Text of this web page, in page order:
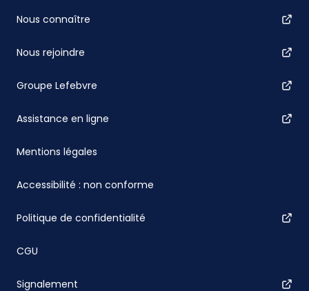
Nous connaître
Nous rejoindre
Groupe Lefebvre
Assistance en ligne
Mentions légales
Accessibilité : non conforme
Politique de confidentialité
CGU
Signalement